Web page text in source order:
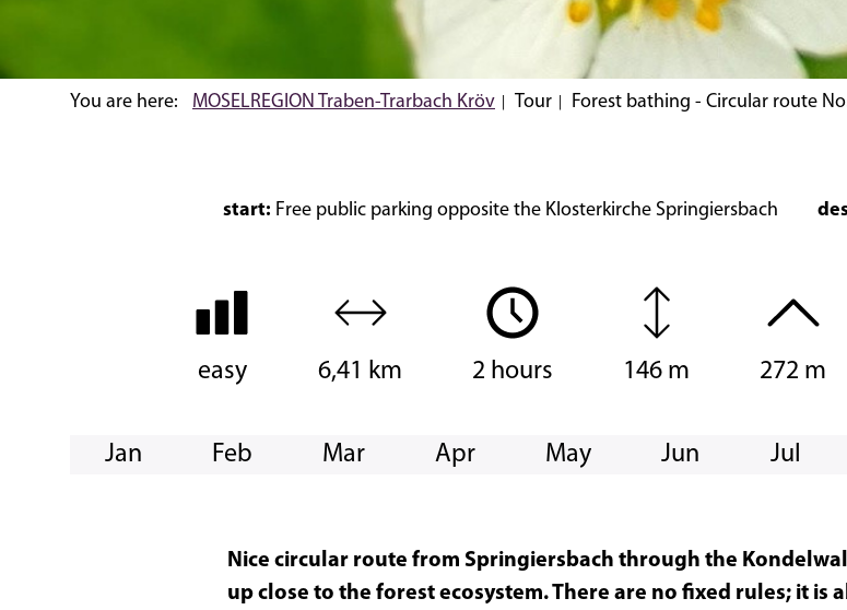
You are here: MOSELREGION Traben-Trarbach Kröv Tour Forest bathing - Circular route
start: Free public parking opposite the Klosterkirche Springiersbach
easy 6,41 km 2 hours 146 m 272 m
Jan Feb Mar Apr May Jun Jul
Nice circular route from Springiersbach through the
up close to the forest ecosystem. There are no fixed rules; it is